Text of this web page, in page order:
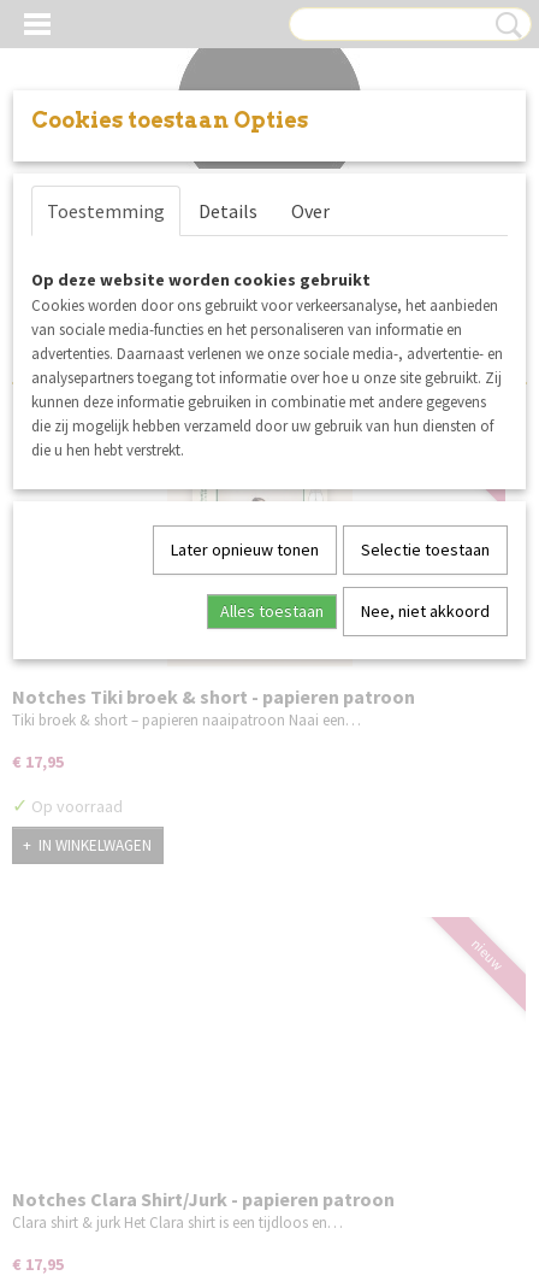
Inloggen Registreren
1 2 »
Notches Tiki broek & short - papieren patroon
Tiki broek & short – papieren naaipatroon Naai een…
€ 17,95
✓ Op voorraad
IN WINKELWAGEN
nieuw
Notches Clara Shirt/Jurk - papieren patroon
Clara shirt & jurk Het Clara shirt is een tijdloos en…
€ 17,95
Cookies toestaan Opties
Toestemming Details Over
Op deze website worden cookies gebruikt
Cookies worden door ons gebruikt voor verkeersanalyse, het aanbieden
van sociale media-functies en het personaliseren van informatie en
advertenties. Daarnaast verlenen we onze sociale media-, advertentie- en
analysepartners toegang tot informatie over hoe u onze site gebruikt. Zij
kunnen deze informatie gebruiken in combinatie met andere gegevens
die zij mogelijk hebben verzameld door uw gebruik van hun diensten of
die u hen hebt verstrekt.
Later opnieuw tonen Selectie toestaan
Alles toestaan Nee, niet akkoord